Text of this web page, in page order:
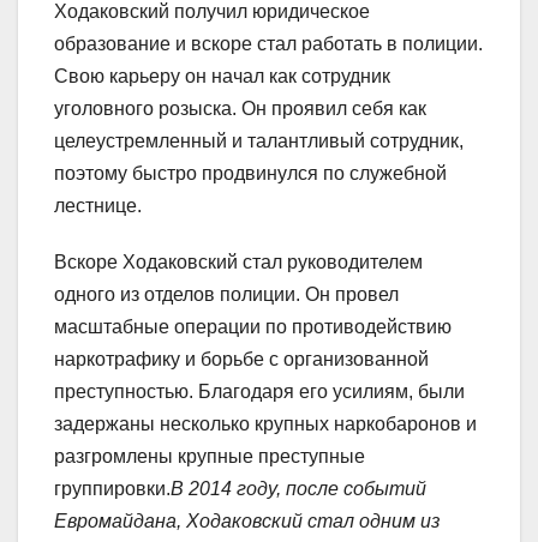
Ходаковский получил юридическое
образование и вскоре стал работать в полиции.
Свою карьеру он начал как сотрудник
уголовного розыска. Он проявил себя как
целеустремленный и талантливый сотрудник,
поэтому быстро продвинулся по служебной
лестнице.
Вскоре Ходаковский стал руководителем
одного из отделов полиции. Он провел
масштабные операции по противодействию
наркотрафику и борьбе с организованной
преступностью. Благодаря его усилиям, были
задержаны несколько крупных наркобаронов и
разгромлены крупные преступные
группировки.В 2014 году, после событий
Евромайдана, Ходаковский стал одним из